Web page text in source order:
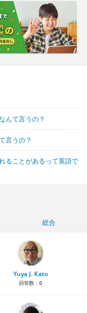
んて言うの？
言うの？
ることがあるって英語で
総合
Yuya J. Kato
回答数： 0